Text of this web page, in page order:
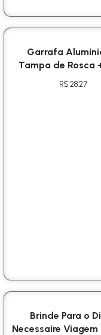
Garrafa
Tampa de Rosca
R$ 28.27
Brinde Para o
Necessaire